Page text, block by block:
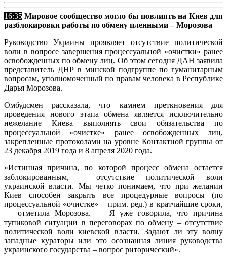
16:35 Мировое сообщество могло бы повлиять на Киев для
разблокировки работы по обмену пленными – Морозова
Руководство Украины проявляет отсутствие политической
воли в вопросе завершения процессуальной «очистки» ранее
освобожденных по обмену лиц. Об этом сегодня ДАН заявила
представитель ДНР в минской подгруппе по гуманитарным
вопросам, уполномоченный по правам человека в Республике
Дарья Морозова.
Омбудсмен рассказала, что камнем преткновения для
проведения нового этапа обмена является исключительно
нежелание Киева выполнять свои обязательства по
процессуальной «очистке» ранее освобожденных лиц,
закрепленные протоколами на уровне Контактной группы от
23 декабря 2019 года и 8 апреля 2020 года.
«Истинная причина, по которой процесс обмена остается
заблокированным, – отсутствие политической воли
украинской власти. Мы четко понимаем, что при желании
Киев способен закрыть все процедурные вопросы (по
процессуальной «очистке» – прим. ред.) в кратчайшие сроки,
– отметила Морозова. – Я уже говорила, что причина
тупиковой ситуации в переговорах по обмену – отсутствие
политической воли киевской власти. Задают ли эту волну
западные кураторы или это осознанная линия руководства
украинского государства – вопрос риторический».